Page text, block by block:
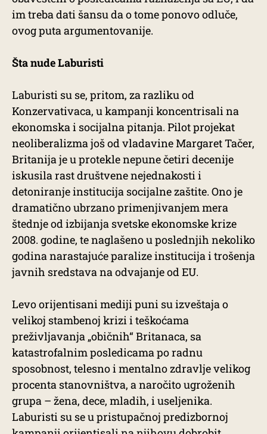
im treba dati šansu da o tome ponovo odluče,
ovog puta argumentovanije.
Šta nude Laburisti
Laburisti su se, pritom, za razliku od
Konzervativaca, u kampanji koncentrisali na
ekonomska i socijalna pitanja. Pilot projekat
neoliberalizma još od vladavine Margaret Tačer,
Britanija je u protekle nepune četiri decenije
iskusila rast društvene nejednakosti i
detoniranje institucija socijalne zaštite. Ono je
dramatično ubrzano primenjivanjem mera
štednje od izbijanja svetske ekonomske krize
2008. godine, te naglašeno u poslednjih nekoliko
godina narastajuće paralize institucija i trošenja
javnih sredstava na odvajanje od EU.
Levo orijentisani mediji puni su izveštaja o
velikoj stambenoj krizi i teškoćama
preživljavanja „običnih“ Britanaca, sa
katastrofalnim posledicama po radnu
sposobnost, telesno i mentalno zdravlje velikog
procenta stanovništva, a naročito ugroženih
grupa – žena, dece, mladih, i useljenika.
Laburisti su se u pristupačnoj predizbornoj